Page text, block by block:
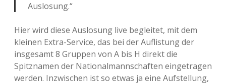
Auslosung.“
Hier wird diese Auslosung live begleitet, mit dem
kleinen Extra-Service, das bei der Auflistung der
insgesamt 8 Gruppen von A bis H direkt die
Spitznamen der Nationalmannschaften eingetragen
werden. Inzwischen ist so etwas ja eine Aufstellung,